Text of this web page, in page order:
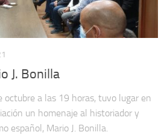
J. Bonilla
octubre a las 19 horas, tuvo lugar en
un homenaje al historiador y
español, Mario J. Bonilla.